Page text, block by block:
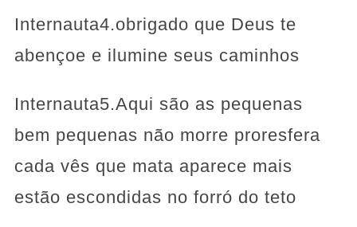
Internauta4.obrigado que Deus te
abençoe e ilumine seus caminhos
Internauta5.Aqui são as pequenas
bem pequenas não morre proresfera
cada vês que mata aparece mais
estão escondidas no forró do teto